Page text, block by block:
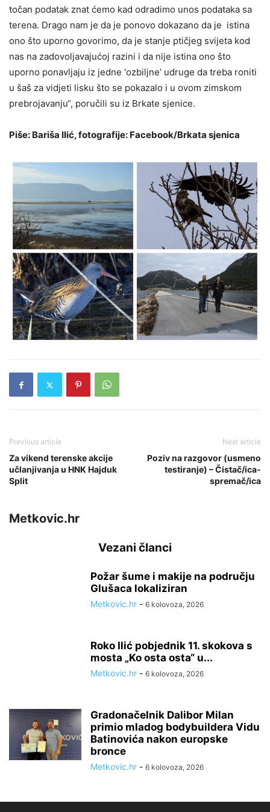
točan podatak znat ćemo kad odradimo unos podataka sa
terena. Drago nam je da je ponovo dokazano da je istina
ono što uporno govorimo, da je stanje ptičjeg svijeta kod
nas na zadovoljavajućoj razini i da nije istina ono što
uporno ponavljaju iz jedne ‘ozbiljne’ udruge da treba roniti
u šaš za vidjeti lisku što se pokazalo i u ovom zimskom
prebrojavanju“, poručili su iz Brkate sjenice.
Piše: Bariša Ilić, fotografije: Facebook/Brkata sjenica
Previous article
Za vikend terenske akcije
učlanjivanja u HNK Hajduk
Split
Next article
Poziv na razgovor (usmeno
testiranje) – Čistač/ica-
spremač/ica
Metkovic.hr
Vezani članci
Požar šume i makije na području
Glušaca lokaliziran
Metkovic.hr - 6 kolovoza, 2026
Roko Ilić pobjednik 11. skokova s
mosta „Ko osta osta“ u...
Metkovic.hr - 6 kolovoza, 2026
Gradonačelnik Dalibor Milan
primio mladog bodybuildera Vidu
Batinovića nakon europske
bronce
Metkovic.hr - 6 kolovoza, 2026